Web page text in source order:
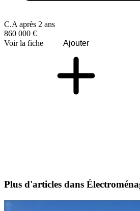
C.A après 2 ans
860 000 €
Voir la fiche
Ajouter
Plus d'articles dans